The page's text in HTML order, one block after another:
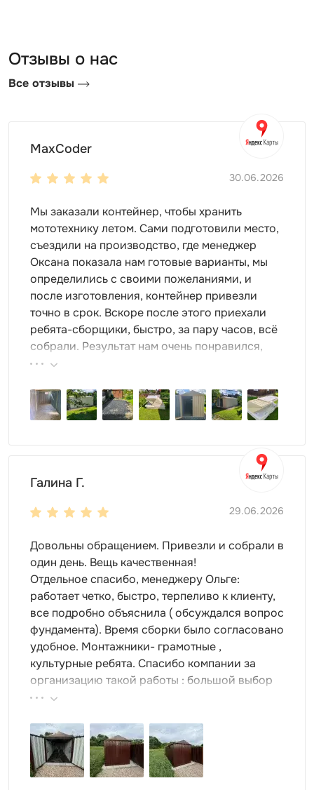
Отзывы о нас
Все отзывы
MaxCoder
30.06.2026
Мы заказали контейнер, чтобы хранить
мототехнику летом. Сами подготовили место,
съездили на производство, где менеджер
Оксана показала нам готовые варианты, мы
определились с своими пожеланиями, и
после изготовления, контейнер привезли
точно в срок. Вскоре после этого приехали
ребята-сборщики, быстро, за пару часов, всё
собрали. Результат нам очень понравился,
поэтому всем советуем эту фирму.
Галина Г.
29.06.2026
Довольны обращением. Привезли и собрали в
один день. Вещь качественная!
Отдельное спасибо, менеджеру Ольге:
работает четко, быстро, терпеливо к клиенту,
все подробно объяснила ( обсуждался вопрос
фундамента). Время сборки было согласовано
удобное. Монтажники- грамотные ,
культурные ребята. Спасибо компании за
организацию такой работы : большой выбор
продукции, реальные цены.